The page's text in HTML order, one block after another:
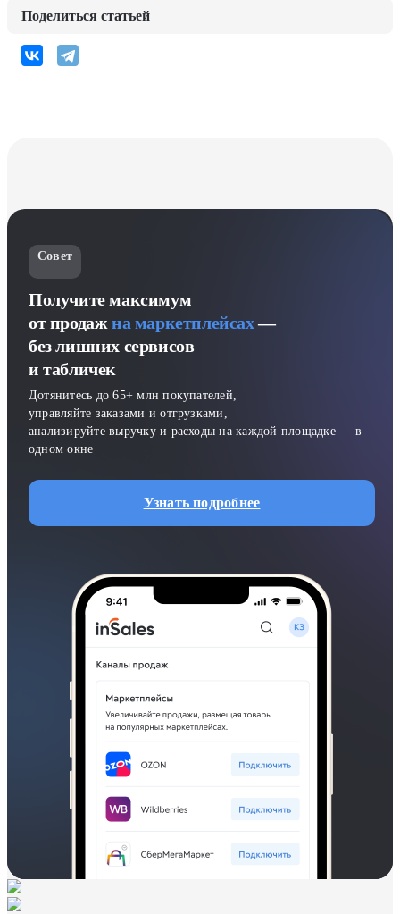
Поделиться статьей
Совет
Получите максимум
от продаж на маркетплейсах—
без лишних сервисов
и табличек
Дотянитесь до 65+ млн покупателей,
управляйте заказами и отгрузками,
анализируйте выручку и расходы на каждой площадке — в
одном окне
Узнать подробнее